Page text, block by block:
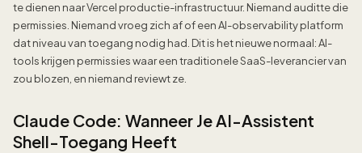
te dienen naar Vercel productie-infrastructuur. Niemand auditte die
permissies. Niemand vroeg zich af of een AI-observability platform
dat niveau van toegang nodig had. Dit is het nieuwe normaal: AI-
tools krijgen permissies waar een traditionele SaaS-leverancier van
zou blozen, en niemand reviewt ze.
Claude Code: Wanneer Je AI-Assistent
Shell-Toegang Heeft